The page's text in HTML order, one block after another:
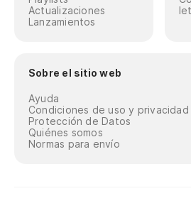
Actualizaciones
Lanzamientos
Sobre el sitio web
Ayuda
Condiciones de uso y privacidad
Protección de Datos
Quiénes somos
Normas para envío